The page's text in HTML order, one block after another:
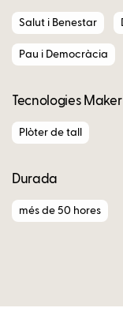
Salut i Benestar
Pau i Democràcia
Tecnologies Maker
Plòter de tall
Durada
més de 50 hores